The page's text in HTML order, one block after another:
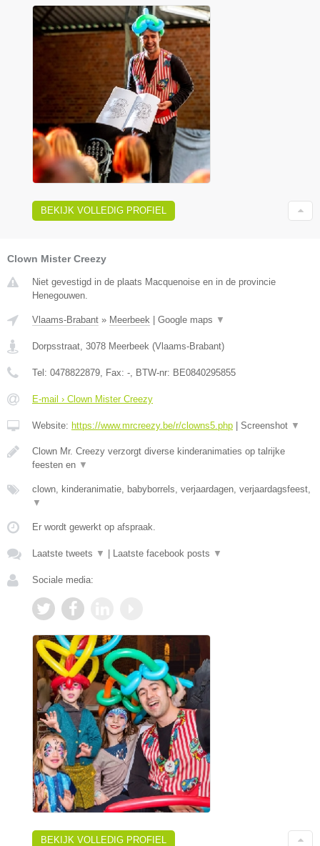
BEKIJK VOLLEDIG PROFIEL
Clown Mister Creezy
Niet gevestigd in de plaats Macquenoise en in de provincie
Henegouwen.
Vlaams-Brabant » Meerbeek Google maps ▼
Dorpsstraat, 3078 Meerbeek (Vlaams-Brabant)
Tel: 0478822879, Fax: -, BTW-nr: BE0840295855
E-mail › Clown Mister Creezy
Website: https://www.mrcreezy.be/r/clowns5.php Screenshot ▼
Clown Mr. Creezy verzorgt diverse kinderanimaties op talrijke
feesten en ▼
clown, kinderanimatie, babyborrels, verjaardagen, verjaardagsfeest,
▼
Er wordt gewerkt op afspraak.
Laatste tweets ▼ Laatste facebook posts ▼
Sociale media:
BEKIJK VOLLEDIG PROFIEL